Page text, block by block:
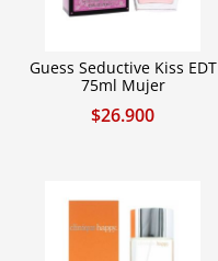
Guess Seductive Kiss EDT
75ml Mujer
$26.900